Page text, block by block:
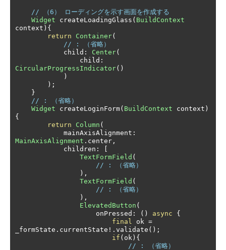
// （6） ローディングを示す画面を作成する
Widget createLoadingGlass ( BuildContext
context ){
return
Container(
// : （省略）
            child
: Center(
                child
:
CircularProgressIndicator()
)
);
}
// : （省略）
Widget createLoginForm( BuildContext context )
{
return
Column (
            mainAxisAlignment
:
MainAxisAlignment . center ,
            children
:
TextFormField (
// : （省略）
),
TextFormField (
// : （省略）
),
ElevatedButton (
                    onPressed
: () async
{
final
ok =
_formState . currentState !. validate ();
if ( ok ){
// : （省略）